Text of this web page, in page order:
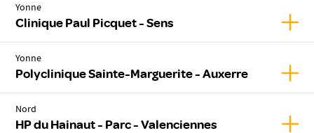
Yonne
Clinique Paul Picquet - Sens
Yonne
Polyclinique Sainte-Marguerite - Auxerre
Nord
HP du Hainaut - Parc - Valenciennes